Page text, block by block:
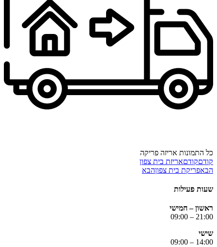
כל התמונות אריזה פריקה
קודםקודםאריזת בית צפון
הבאפריקת בית צפוןהבא
שעות פעילות
ראשון – חמישי
21:00 – 09:00
שישי
14:00 – 09:00